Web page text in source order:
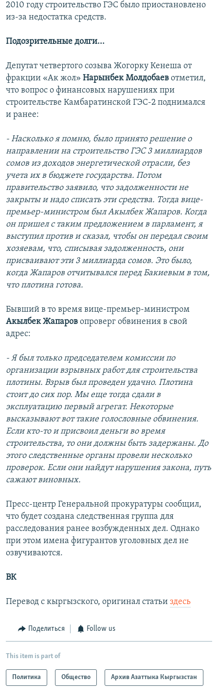
2010 году строительство ГЭС было приостановлено
из-за недостатка средств.
Подозрительные долги...
Депутат четвертого созыва Жогорку Кенеша от
фракции «Ак жол» Нарынбек Молдобаев отметил,
что вопрос о финансовых нарушениях при
строительстве Камбаратинской ГЭС-2 поднимался
и ранее:
- Насколько я помню, было принято решение о
направлении на строительство ГЭС 3 миллиардов
сомов из доходов энергетической отрасли, без
учета их в бюджете государства. Потом
правительство заявило, что задолженности не
закрыты и надо списать эти средства. Тогда вице-
премьер-министром был Акылбек Жапаров. Когда
он пришел с таким предложением в парламент, я
выступил против и сказал, чтобы он передал своим
хозяевам, что, списывая задолженность, они
присваивают эти 3 миллиарда сомов. Это было,
когда Жапаров отчитывался перед Бакиевым в том,
что плотина готова.
Бывший в то время вице-премьер-министром
Акылбек Жапаров опроверг обвинения в свой
адрес:
- Я был только председателем комиссии по
организации взрывных работ для строительства
плотины. Взрыв был проведен удачно. Плотина
стоит до сих пор. Мы еще тогда сдали в
эксплуатацию первый агрегат. Некоторые
высказывают вот такие голословные обвинения.
Если кто-то и присвоил деньги во время
строительства, то они должны быть задержаны. До
этого следственные органы провели несколько
проверок. Если они найдут нарушения закона, путь
сажают виновных.
Пресс-центр Генеральной прокуратуры сообщил,
что будет создана следственная группа для
расследования ранее возбужденных дел. Однако
при этом имена фигурантов уголовных дел не
озвучиваются.
ВК
Перевод с кыргызского, оригинал статьи здесь
Поделиться Follow us
This item is part of
Политика Общество Архив Азаттыка Кыргызстан